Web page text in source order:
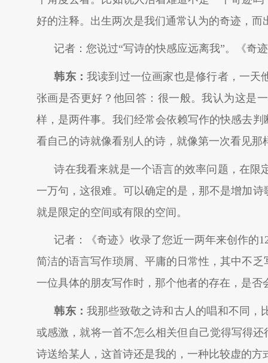
好的注释。出生两次是我们通常认为的奇迹，
记者：您说过“写诗的快感应远离我”。《奇
韩东： 我读到过一位画家也是修行者，一天
张画是否更好？他回答：很一般。我认为这是
样，是两件事。我们经常会依赖写作的快感去
看自己的诗就像看别人的诗，就像第一次看见
诗在我看来就是一个语言的效率问题，在限
一万句，这很难。可以确定的是，那不是增加
就是限定的空间或有限的空间。
记者：《奇迹》收录了您近一两年来创作的
简洁的语言写作琐屑、平庸的日常性，其中不
一位具体的朋友写作时，那个他者的存在，是
韩东： 我那些致敬之诗和古人的唱和不同，
或感激，就将一首不怎么相关但自己觉得写得
诗送给某人，这首诗还是我的，一种比较虚的